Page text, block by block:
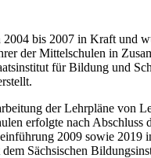
2004 bis 2007 in Kraft und
der Mittelschulen in
für Bildung und
der Lehrpläne von
erfolgte nach Abschluss
2009 sowie 2019
Sächsischen